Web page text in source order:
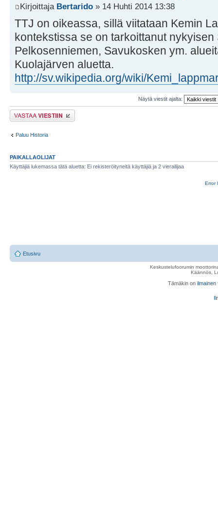
Kirjoittaja Bertarido » 14 Huhti 2014 13:38
TTJ on oikeassa, sillä viitataan Kemin
kontekstissa se on tarkoittanut
Pelkosenniemen, Savukosken ym.
Kuolajärven aluetta.
http://sv.wikipedia.org/wiki/
Näytä viestit ajalta:
Lähetä vastaus
Paluu Historia
PAIKALLAOLIJAT
Käyttäjiä lukemassa tätä aluetta: Ei rekisteröityneitä käyttäjiä ja 2 vierailijaa
Error
Etusivu
Keskustelufoorumin
Käännös,
Tämäkin on ilmainen